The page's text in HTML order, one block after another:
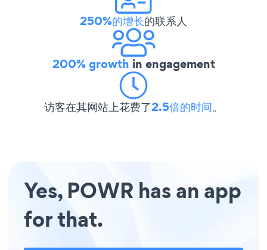
250%的增长的联系人
200% growth in engagement
访客在其网站上花费了2.5倍的时间。
Yes, POWR has an app
for that.